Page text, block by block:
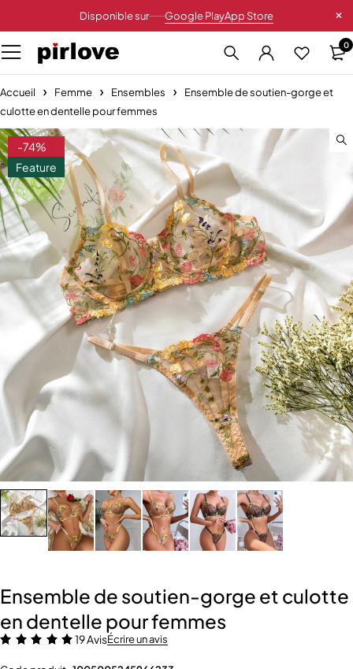
Disponible sur Google PlayApp Store
0
Accueil Femme Ensembles
Ensemble de soutien-gorge et
culotte en dentelle pour femmes
-74%
Feature
Ensemble de soutien-gorge et culotte
en dentelle pour femmes
19 AvisÉcrire un avis